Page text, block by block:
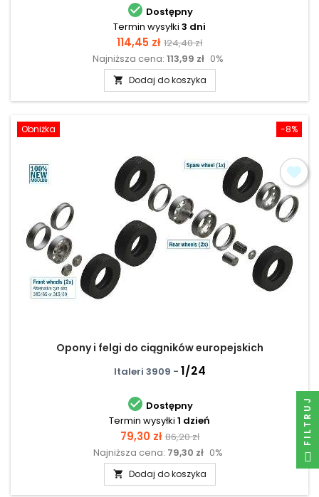
 Dostępny
Termin wysyłki 3 dni
Cena
114,45 zł Cena
podstawowa
124,40 zł
Najniższa cena: 113,99 zł 0%
 Dodaj do koszyka
-8%
Obniżka
Opony i felgi do ciągników europejskich
Italeri 3909 - 1/24
 Dostępny
Termin wysyłki 1 dzień
Cena
79,30 zł Cena
podstawowa
86,20 zł
Najniższa cena: 79,30 zł 0%
 Dodaj do koszyka
FILTRUJ